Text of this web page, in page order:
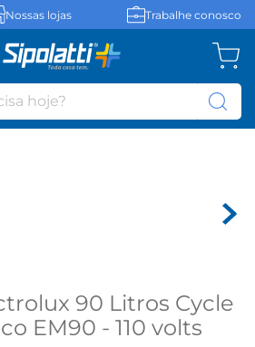
Nossas lojas Trabalhe conosco
hoje?
90 Litros Cycle
EM90 - 110 volts